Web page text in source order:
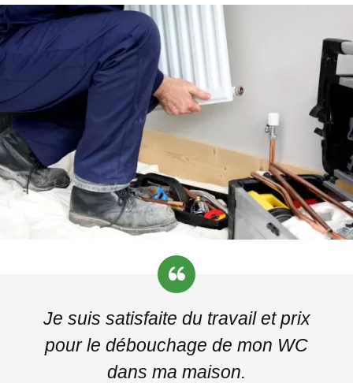
Je suis satisfaite du travail et prix
pour le débouchage de mon WC
dans ma maison.